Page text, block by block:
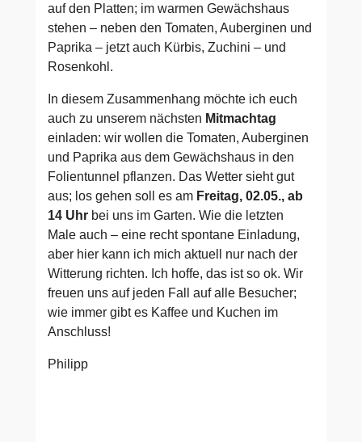
auf den Platten; im warmen Gewächshaus
stehen – neben den Tomaten, Auberginen und
Paprika – jetzt auch Kürbis, Zuchini – und
Rosenkohl.
In diesem Zusammenhang möchte ich euch
auch zu unserem nächsten Mitmachtag
einladen: wir wollen die Tomaten, Auberginen
und Paprika aus dem Gewächshaus in den
Folientunnel pflanzen. Das Wetter sieht gut
aus; los gehen soll es am Freitag, 02.05., ab
14 Uhrbei uns im Garten. Wie die letzten
Male auch – eine recht spontane Einladung,
aber hier kann ich mich aktuell nur nach der
Witterung richten. Ich hoffe, das ist so ok. Wir
freuen uns auf jeden Fall auf alle Besucher;
wie immer gibt es Kaffee und Kuchen im
Anschluss!
Philipp